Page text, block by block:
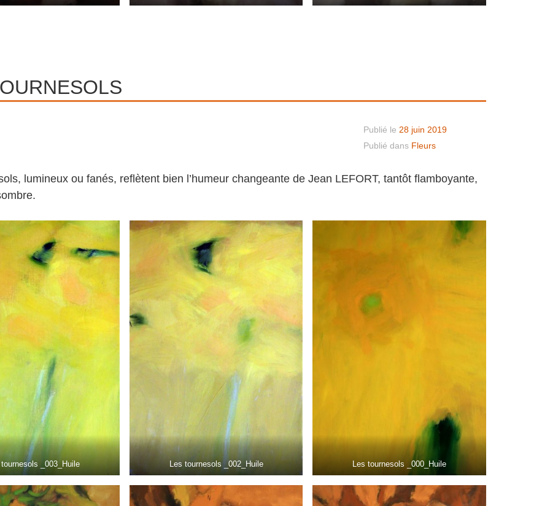
Publié le28 juin 2019
Publié dans Fleurs
lumineux ou fanés, reflètent bien l’humeur changeante de Jean LEFORT, tantôt flamboyante,
_003_Huile Les tournesols _002_Huile Les tournesols _000_Huile